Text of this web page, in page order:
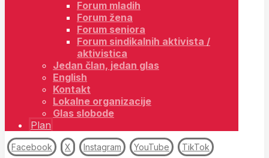
Forum mladih
Forum žena
Forum seniora
Forum sindikalnih aktivista /
aktivistica
Jedan član, jedan glas
English
Kontakt
Lokalne organizacije
Glas slobode
Plan
Facebook X Instagram YouTube TikTok